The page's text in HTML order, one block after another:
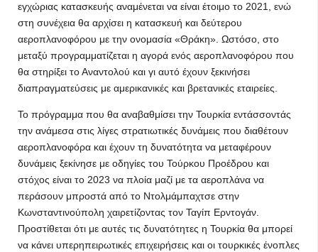
εγχώριας κατασκευής αναμένεται να είναι έτοιμο το 2021, ενώ
στη συνέχεια θα αρχίσει η κατασκευή και δεύτερου
αεροπλανοφόρου με την ονομασία «Θράκη». Ωστόσο, στο
μεταξύ προγραμματίζεται η αγορά ενός αεροπλανοφόρου που
θα στηρίξει το Αναντολού και γι αυτό έχουν ξεκινήσει
διαπραγματεύσεις με αμερικανικές και βρετανικές εταιρείες.
Το πρόγραμμα που θα αναβαθμίσει την Τουρκία εντάσσοντάς
την ανάμεσα στις λίγες στρατιωτικές δυνάμεις που διαθέτουν
αεροπλανοφόρα και έχουν τη δυνατότητα να μεταφέρουν
δυνάμεις ξεκίνησε με οδηγίες του Τούρκου Προέδρου και
στόχος είναι το 2023 να πλοία μαζί με τα αεροπλάνα να
περάσουν μπροστά από το Ντολμάμπαχτσε στην
Κωνσταντινούπολη χαιρετίζοντας τον Ταγίπ Ερντογάν.
Προστίθεται ότι με αυτές τις δυνατότητες η Τουρκία θα μπορεί
να κάνει υπερηπειρωτικές επιχειρήσεις και οι τουρκικές ένοπλες